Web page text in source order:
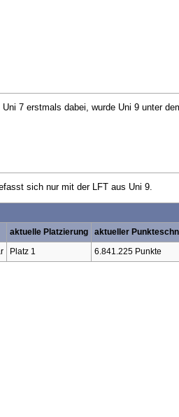
7 erstmals dabei, wurde Uni 9 unter
sich nur mit der LFT aus Uni 9.
aktuelle Platzierung aktueller
Platz 1 6.841.225 Punkte